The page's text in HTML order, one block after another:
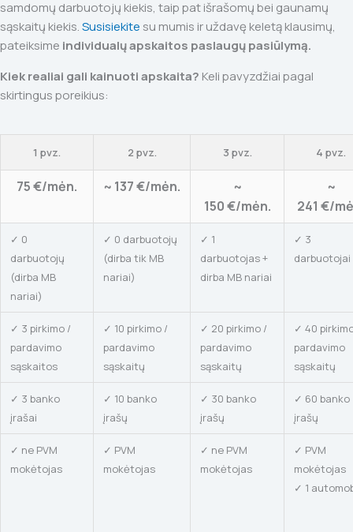
samdomų darbuotojų kiekis, taip pat išrašomų bei gaunamų
sąskaitų kiekis.Susisiekite su mumis ir uždavę keletą klausimų,
pateiksime individualų apskaitos paslaugų pasiūlymą.
Kiek realiai gali kainuoti apskaita? Keli pavyzdžiai pagal
skirtingus poreikius:
1 pvz. 2 pvz. 3 pvz. 4 pvz.
75 €/mėn. ~ 137 €/mėn.
~
150 €/mėn.
~
241 €/
✓ 0
darbuotojų
(dirba MB
nariai)
✓ 0 darbuotojų
(dirba tik MB
nariai)
✓ 1
darbuotojas +
dirba MB nariai
✓ 3
darbuotojai
✓ 3 pirkimo /
pardavimo
sąskaitos
✓ 10 pirkimo /
pardavimo
sąskaitų
✓ 20 pirkimo /
pardavimo
sąskaitų
✓ 40
pardavimo
sąskaitų
✓ 3 banko
įrašai
✓ 10 banko
įrašų
✓ 30 banko
įrašų
✓ 60 banko
įrašų
✓ ne PVM
mokėtojas
✓ PVM
mokėtojas
✓ ne PVM
mokėtojas
✓ PVM
mokėtojas
✓ 1